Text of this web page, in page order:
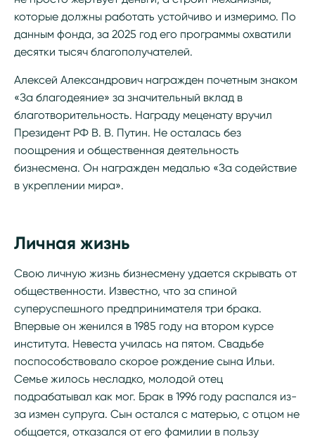
которые должны работать устойчиво и измеримо. По
данным фонда, за 2025 год его программы охватили
десятки тысяч благополучателей.
Алексей Александрович награжден почетным знаком
«За благодеяние» за значительный вклад в
благотворительность. Награду меценату вручил
Президент РФ В. В. Путин. Не осталась без
поощрения и общественная деятельность
бизнесмена. Он награжден медалью «За содействие
в укреплении мира».
Личная жизнь
Свою личную жизнь бизнесмену удается скрывать от
общественности. Известно, что за спиной
суперуспешного предпринимателя три брака.
Впервые он женился в 1985 году на втором курсе
института. Невеста училась на пятом. Свадьбе
поспособствовало скорое рождение сына Ильи.
Семье жилось несладко, молодой отец
подрабатывал как мог. Брак в 1996 году распался из-
за измен супруга. Сын остался с матерью, с отцом не
общается, отказался от его фамилии в пользу